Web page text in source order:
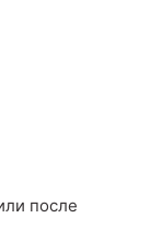
после